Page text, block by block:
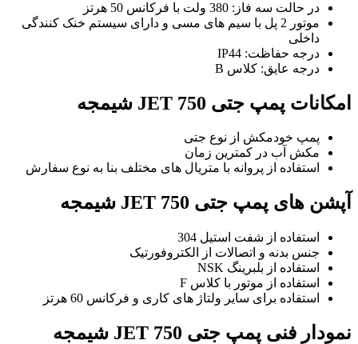
در حالت سه فاز: 380 ولت با فرکانس 50 هرتز
موتور 2 پل با سیم های مسی و دارای سیستم خنک کنندگی
داخلی
درجه حفاظت: IP44
درجه عایق: کلاس B
امکانات پمپ جتی JET 750 شیمجه
پمپ خودمکش از نوع جتی
مکش آب در کمترین زمان
استفاده از پروانه با متریال های مختلف بنا به نوع سفارش
آپشن های پمپ جتی JET 750 شیمجه
استفاده از شفت استیل 304
جنس بدنه و اتصالات از الکتروفورتیک
استفاده از بلبرینگ NSK
استفاده از موتور با کلاس F
استفاده برای سایر ولتاژ های کاری و فرکانس 60 هرتز
نمودار فنی پمپ جتی JET 750 شیمجه